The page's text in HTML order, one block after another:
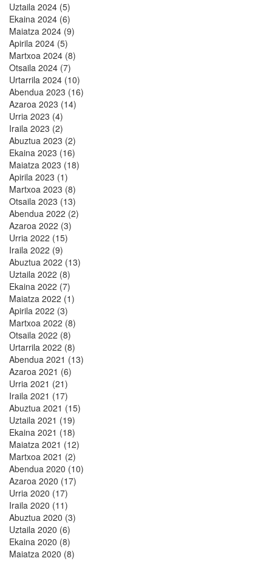
Uztaila 2024 (5)
Ekaina 2024 (6)
Maiatza 2024 (9)
Apirila 2024 (5)
Martxoa 2024 (8)
Otsaila 2024 (7)
Urtarrila 2024 (10)
Abendua 2023 (16)
Azaroa 2023 (14)
Urria 2023 (4)
Iraila 2023 (2)
Abuztua 2023 (2)
Ekaina 2023 (16)
Maiatza 2023 (18)
Apirila 2023 (1)
Martxoa 2023 (8)
Otsaila 2023 (13)
Abendua 2022 (2)
Azaroa 2022 (3)
Urria 2022 (15)
Iraila 2022 (9)
Abuztua 2022 (13)
Uztaila 2022 (8)
Ekaina 2022 (7)
Maiatza 2022 (1)
Apirila 2022 (3)
Martxoa 2022 (8)
Otsaila 2022 (8)
Urtarrila 2022 (8)
Abendua 2021 (13)
Azaroa 2021 (6)
Urria 2021 (21)
Iraila 2021 (17)
Abuztua 2021 (15)
Uztaila 2021 (19)
Ekaina 2021 (18)
Maiatza 2021 (12)
Martxoa 2021 (2)
Abendua 2020 (10)
Azaroa 2020 (17)
Urria 2020 (17)
Iraila 2020 (11)
Abuztua 2020 (3)
Uztaila 2020 (6)
Ekaina 2020 (8)
Maiatza 2020 (8)